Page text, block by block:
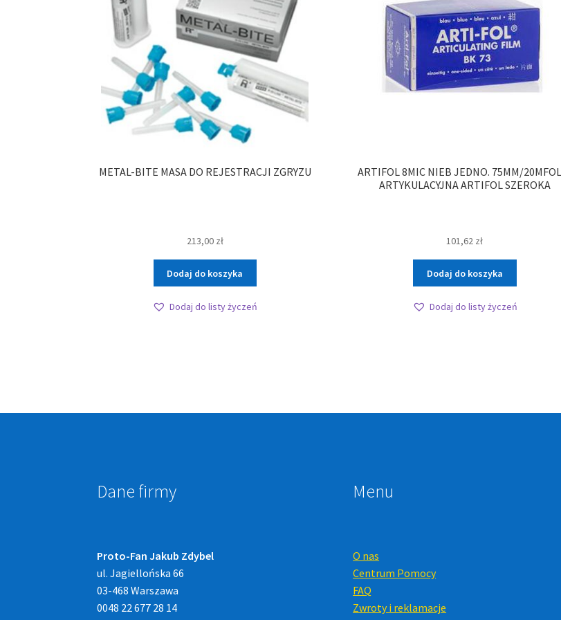
METAL-BITE MASA DO REJESTRACJI ZGRYZU
213,00 zł
Dodaj do koszyka
Dodaj do listy życzeń
ARTIFOL 8MIC NIEB JEDNO. 75MM/
ARTYKULACYJNA ARTIFOL SZEROKA
101,62 zł
Dodaj do koszyka
Dodaj do listy życzeń
Dane firmy
Proto-Fan Jakub Zdybel
ul. Jagiellońska 66
03-468 Warszawa
0048 22 677 28 14
Menu
O nas
Centrum Pomocy
FAQ
Zwroty i reklamacje